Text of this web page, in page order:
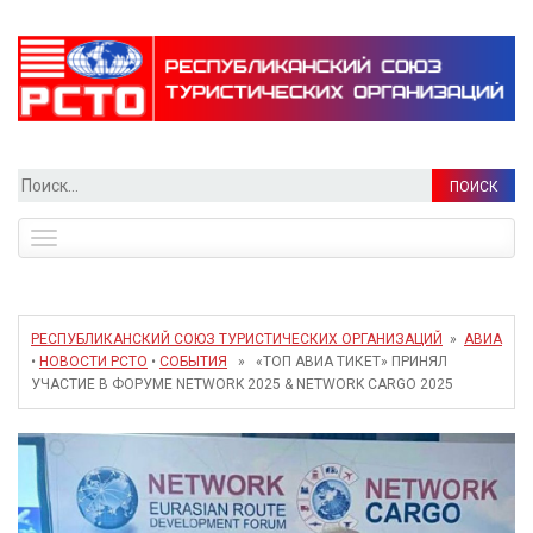
Найти:
navigation
РЕСПУБЛИКАНСКИЙ СОЮЗ ТУРИСТИЧЕСКИХ ОРГАНИЗАЦИЙ » АВИА
• НОВОСТИ РСТО • СОБЫТИЯ
» «ТОП АВИА ТИКЕТ» ПРИНЯЛ
УЧАСТИЕ В ФОРУМЕ NETWORK 2025 & NETWORK CARGO 2025